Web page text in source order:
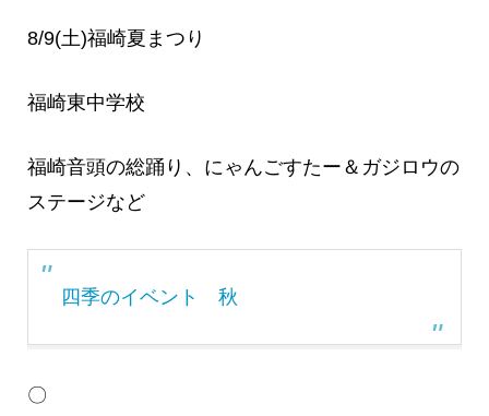
8/9(土)福崎夏まつり
福崎東中学校
福崎音頭の総踊り、にゃんごすたー＆ガジロウの
ステージなど
四季のイベント 秋
〇